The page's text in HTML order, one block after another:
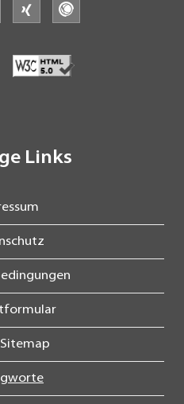
linkedin xing
Links
Sitemap